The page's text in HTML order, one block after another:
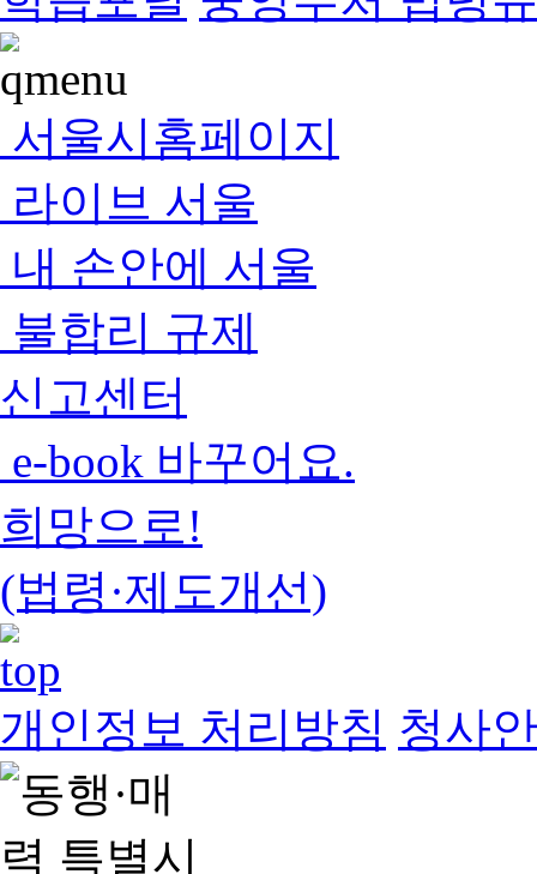
서울시홈페이지
라이브 서울
내 손안에 서울
불합리 규제
신고센터
e-book 바꾸어요.
희망으로!
(법령·제도개선)
개인정보 처리방침 청사